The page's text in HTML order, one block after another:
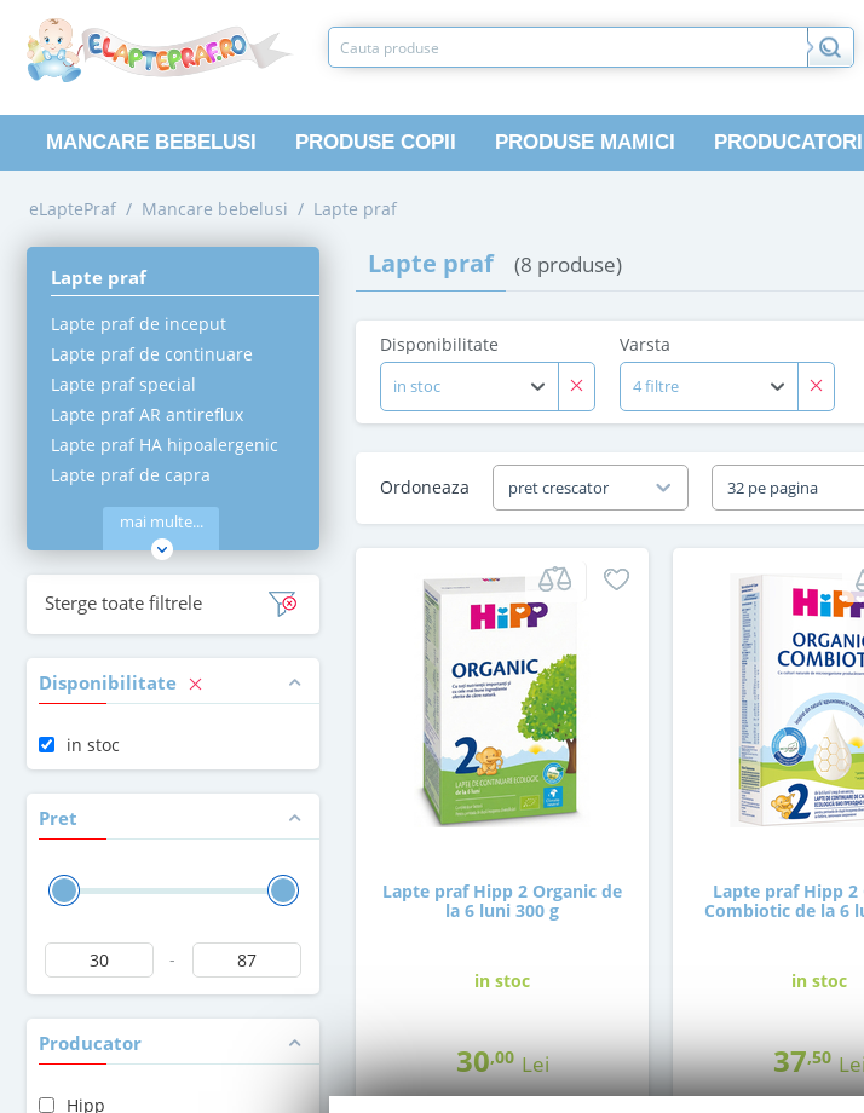
MANCARE BEBELUSI PRODUSE COPII PRODUSE MAMICI PRODUCATORI
eLaptePraf / Mancare bebelusi / Lapte praf
Lapte praf
Lapte praf de inceput
Lapte praf de continuare
Lapte praf special
Lapte praf AR antireflux
Lapte praf HA hipoalergenic
Lapte praf de capra
mai multe...
Sterge toate filtrele
Disponibilitate
in stoc
Pret
-
Producator
Hipp
Lapte praf (8 produse)
Disponibilitate
in stoc
Varsta
4 filtre
Ordoneaza pret crescator 32 pe pagina
Lapte praf Hipp 2 Organic de
la 6 luni 300 g
in stoc
30,00 Lei
Lapte praf Hipp 2
Combiotic de la 6
in stoc
37,50